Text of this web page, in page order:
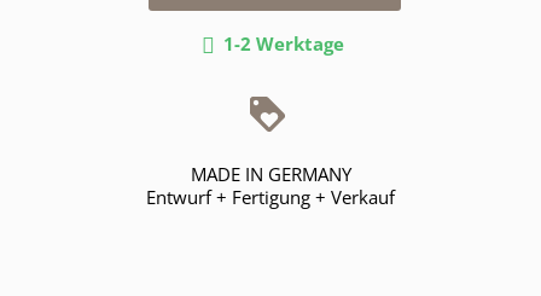
 1-2 Werktage
MADE IN GERMANY
Entwurf + Fertigung + Verkauf